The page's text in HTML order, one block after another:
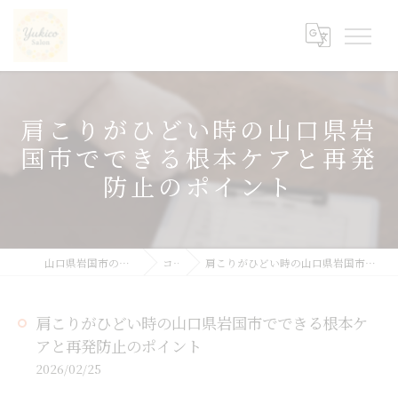
肩こりがひどい時の山口県岩
国市でできる根本ケアと再発
防止のポイント
山口県岩国市の整体ならyukicoサロン コラム 肩こりがひどい時の山口県岩国市でできる根本ケアと再発防止のポイント
肩こりがひどい時の山口県岩国市でできる根本ケ
アと再発防止のポイント
2026/02/25